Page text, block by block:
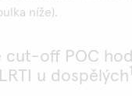
níže).
cut-off POC
u dospělých